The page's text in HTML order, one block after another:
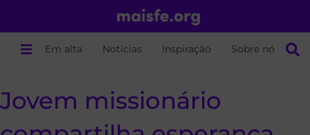
Em alta Notícias Inspiração Sobre nós
Jovem missionário